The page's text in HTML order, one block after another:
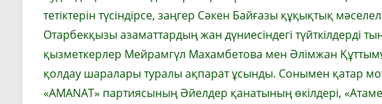
тетіктерін түсіндірсе, заңгер Сәкен Байғазы құқықтық
Отарбекқызы азаматтардың жан дүниесіндегі түйткілдерді
қызметкерлер Мейрамгүл Махамбетова мен Әлімжан
қолдау шаралары туралы ақпарат ұсынды. Сонымен қатар
«AMANAT» партиясының Әйелдер қанатының өкілдері,